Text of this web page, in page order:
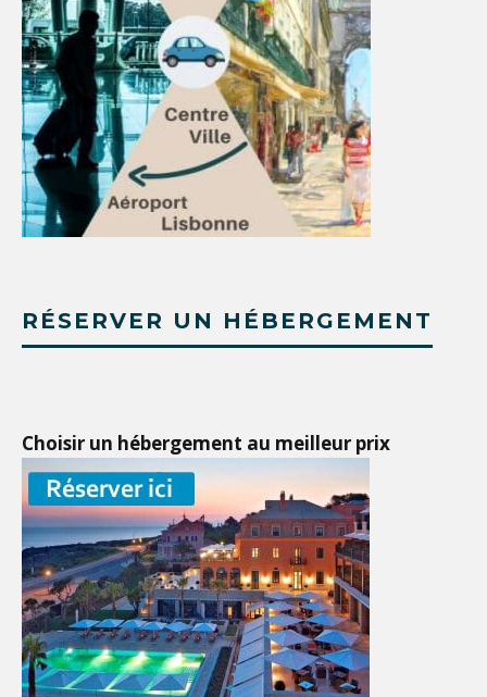
RÉSERVER UN HÉBERGEMENT
Choisir un hébergement au meilleur prix